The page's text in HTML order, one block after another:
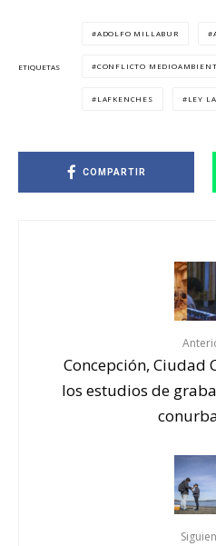
ETIQUETAS
ADOLFO MILLABUR
CONFLICTO
LAFKENCHES LEY
COMPARTIR
Concepción, Ciudad
los estudios de